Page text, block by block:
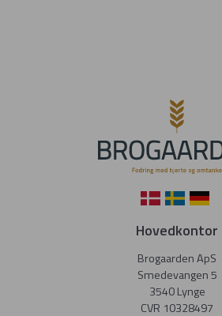
Hovedkontor
Brogaarden ApS
Smedevangen 5
3540 Lynge
CVR 10328497